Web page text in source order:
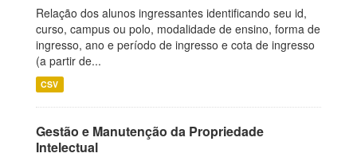
Relação dos alunos ingressantes identificando seu id,
curso, campus ou polo, modalidade de ensino, forma de
ingresso, ano e período de ingresso e cota de ingresso
(a partir de...
CSV
Gestão e Manutenção da Propriedade
Intelectual